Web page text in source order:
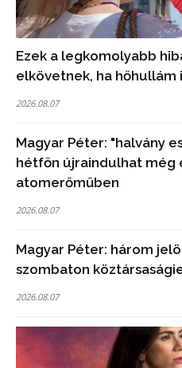
Ezek a legkomolyabb
elkövetnek, ha hőhullám
2026.08.07
Magyar Péter: "halvány
hétfőn újraindulhat még
atomerőműben
2026.08.07
Magyar Péter: három
szombaton
2026.08.07